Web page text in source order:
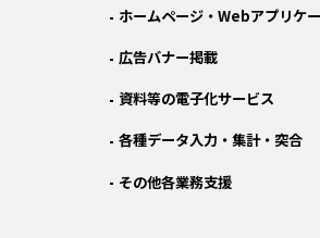
ホームページ・Webアプリケ
広告バナー掲載
資料等の電子化サービス
各種データ入力・集計・突合
その他各業務支援